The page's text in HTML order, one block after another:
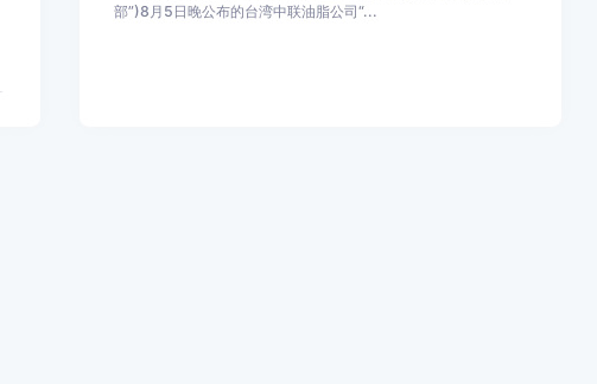
部”)8月5日晚公布的台湾中联油脂公司“...